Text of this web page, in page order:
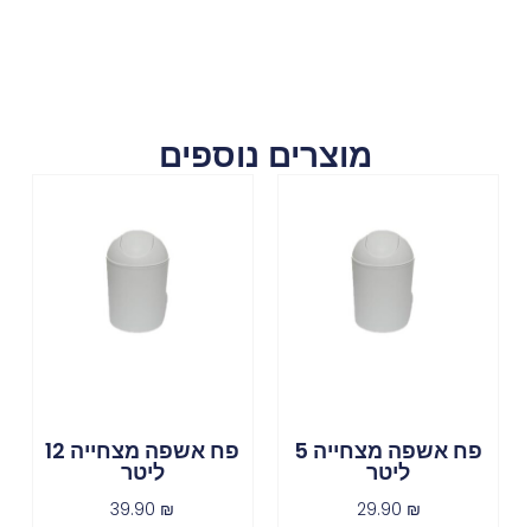
מוצרים נוספים
פח אשפה מצחייה 5
ליטר
29.90 ₪
פח אשפה מצחייה 12
ליטר
39.90 ₪